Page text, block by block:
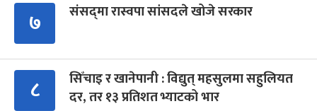
७ संसद्‍मा रास्वपा सांसदले खोजे सरकार
८
सिँचाइ र खानेपानी : विद्युत् महसुलमा सहुलियत
दर, तर १३ प्रतिशत भ्याटको भार